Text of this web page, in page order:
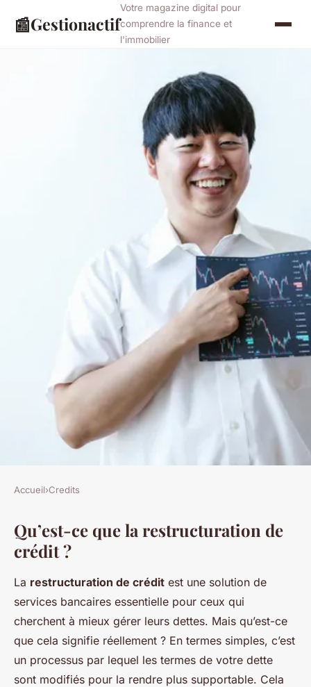
📰Gestionactif
Votre magazine digital pour
comprendre la finance et
l'immobilier
La restructuration de crédit :
un service proposé par les
banques
Nathan•8 février 2025 • 7 min de lecture
Accueil›Credits
Qu’est-ce que la restructuration de
crédit ?
La restructuration de crédit est une solution de
services bancaires essentielle pour ceux qui
cherchent à mieux gérer leurs dettes. Mais qu’est-ce
que cela signifie réellement ? En termes simples, c’est
un processus par lequel les termes de votre dette
sont modifiés pour la rendre plus supportable. Cela